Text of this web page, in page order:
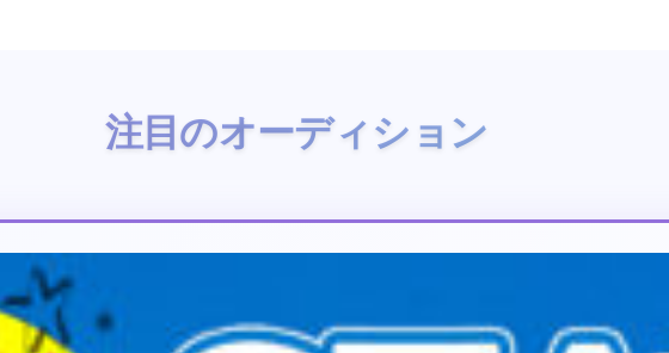
注目のオーディション